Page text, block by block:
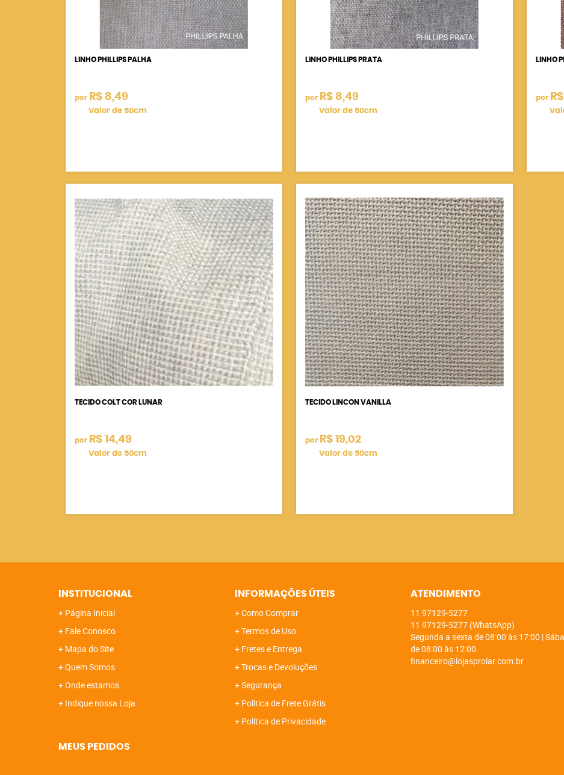
LINHO PHILLIPS PALHA
por R$ 8,49
Valor de 50cm
LINHO PHILLIPS PRATA
por R$ 8,49
Valor de 50cm
LINHO
por
TECIDO COLT COR LUNAR
por R$ 14,49
Valor de 50cm
TECIDO LINCON VANILLA
por R$ 19,02
Valor de 50cm
INSTITUCIONAL
Página Inicial
Fale Conosco
Mapa do Site
Quem Somos
Onde estamos
Indique nossa Loja
INFORMAÇÕES ÚTEIS
Como Comprar
Termos de Uso
Fretes e Entrega
Trocas e Devoluções
Segurança
Politica de Frete Grátis
Política de Privacidade
MEUS PEDIDOS
ATENDIMENTO
11 97129-5277
11 97129-5277 (WhatsApp)
Segunda a sexta de 08:00 às 17:00 |
de 08:00 às 12:00
financeiro@lojasprolar.com.br